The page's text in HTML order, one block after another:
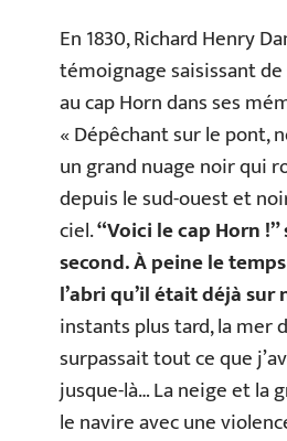
En 1830, Richard Henry
témoignage saisissant
au cap Horn dans ses
« Dépêchant sur le pont,
un grand nuage noir qui
depuis le sud-ouest et
ciel.“Voici le cap Horn !”
second. À peine le
l’abri qu’il était déjà sur
instants plus tard, la mer
surpassait tout ce que
jusque-là… La neige et la
le navire avec une